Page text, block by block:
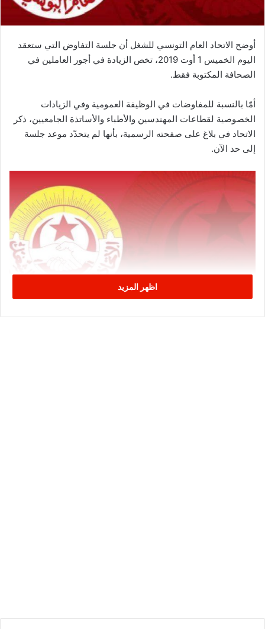
أوضح الاتحاد العام التونسي للشغل أن جلسة التفاوض التي ستعقد
اليوم الخميس 1 أوت 2019، تخص الزيادة في أجور العاملين في
الصحافة المكتوبة فقط.
أمّا بالنسبة للمفاوضات في الوظيفة العمومية وفي الزيادات
الخصوصية لقطاعات المهندسين والأطباء والأساتذة الجامعيين، ذكر
الاتحاد في بلاغ على صفحته الرسمية، بأنها لم يتحدّد موعد جلسة
إلى حد الآن.
اظهر المزيد